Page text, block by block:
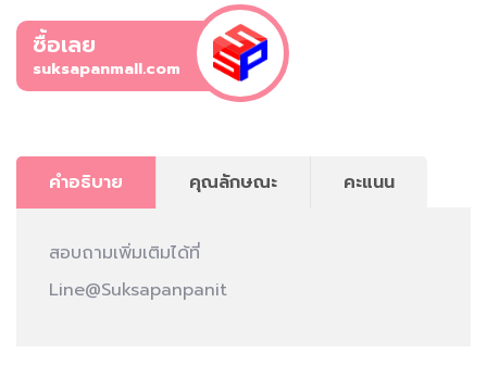
ซื้อเลย
suksapanmall.com
คำอธิบาย คุณลักษณะ คะแนน
สอบถามเพิ่มเติมได้ที่
Line@Suksapanpanit